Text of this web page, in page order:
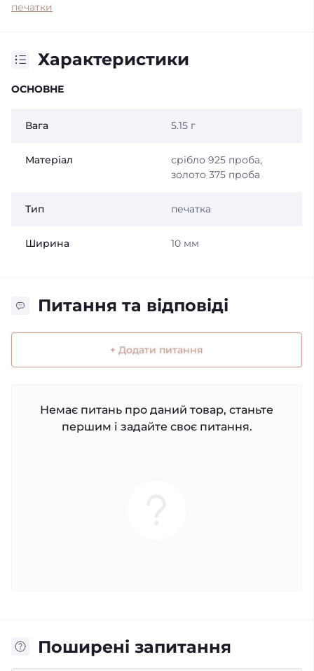
печатки
Характеристики
ОСНОВНЕ
Вага 5.15 г
Матеріал
срібло 925 проба,
золото 375 проба
Тип печатка
Ширина 10 мм
Питання та відповіді
+ Додати питання
Немає питань про даний товар, станьте
першим і задайте своє питання.
Поширені запитання